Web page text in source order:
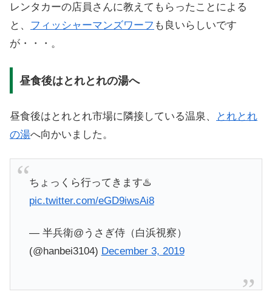
レンタカーの店員さんに教えてもらったことによる
と、 フィッシャーマンズワーフ も良いらしいです
が・・・。
昼食後はとれとれの湯へ
昼食後はとれとれ市場に隣接している温泉、
とれとれ
の湯へ向かいました。
ちょっくら行ってきます♨️
pic.twitter.com/eGD9iwsAi8
— 半兵衛@うさぎ侍（白浜視察）
(@hanbei3104) December 3, 2019